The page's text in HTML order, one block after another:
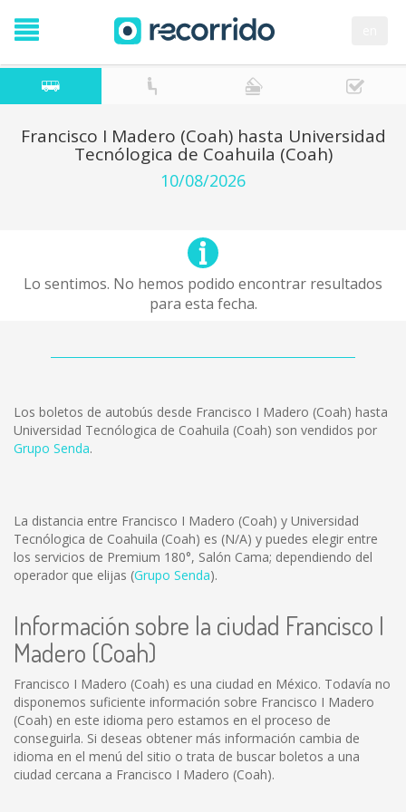
Francisco I Madero (Coah) hasta Universidad
Tecnólogica de Coahuila (Coah)
10/08/2026
Lo sentimos. No hemos podido encontrar resultados
para esta fecha.
Los boletos de autobús desde Francisco I Madero (Coah) hasta
Universidad Tecnólogica de Coahuila (Coah) son vendidos por
Grupo Senda.
La distancia entre Francisco I Madero (Coah) y Universidad
Tecnólogica de Coahuila (Coah) es (N/A) y puedes elegir entre
los servicios de Premium 180°, Salón Cama; dependiendo del
operador que elijas (Grupo Senda).
Información sobre la ciudad Francisco I
Madero (Coah)
Francisco I Madero (Coah) es una ciudad en México. Todavía no
disponemos suficiente información sobre Francisco I Madero
(Coah) en este idioma pero estamos en el proceso de
conseguirla. Si deseas obtener más información cambia de
idioma en el menú del sitio o trata de buscar boletos a una
ciudad cercana a Francisco I Madero (Coah).